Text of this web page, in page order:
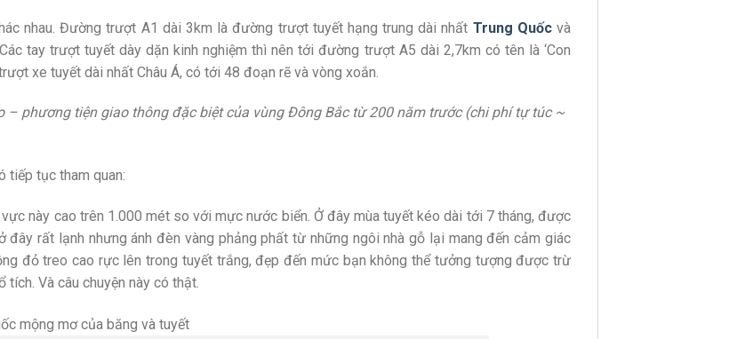
nhau. Đường trượt A1 dài 3km là đường trượt tuyết hạng trung dài nhất Trung Quốcvà
tay trượt tuyết dày dặn kinh nghiệm thì nên tới đường trượt A5 dài 2,7km có tên là ‘Con
xe tuyết dài nhất Châu Á, có tới 48 đoạn rẽ và vòng xoắn.
– phương tiện giao thông đặc biệt của vùng Đông Bắc từ 200 năm trước (chi phí tự túc ~
tiếp tục tham quan:
này cao trên 1.000 mét so với mực nước biển. Ở đây mùa tuyết kéo dài tới 7 tháng, được
đây rất lạnh nhưng ánh đèn vàng phảng phất từ những ngôi nhà gỗ lại mang đến cảm giác
đỏ treo cao rực lên trong tuyết trắng, đẹp đến mức bạn không thể tưởng tượng được trừ
Và câu chuyện này có thật.